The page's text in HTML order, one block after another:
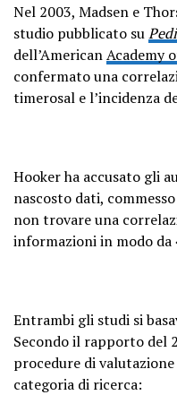
Nel 2003, Madsen e
studio pubblicato su
dell’AmericanAcademy
confermato una
timerosal e l’incidenza
Hooker ha accusato gli
nascosto dati,
non trovare una
informazioni in modo da
Entrambi gli studi si
Secondo il rapporto del
procedure di
categoria di ricerca: